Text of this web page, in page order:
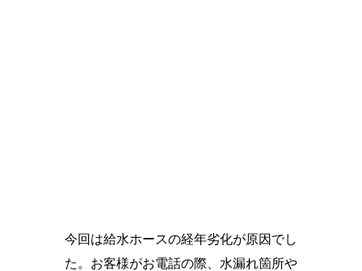
今回は給水ホースの経年劣化が原因でし
た。お客様がお電話の際、水漏れ箇所や